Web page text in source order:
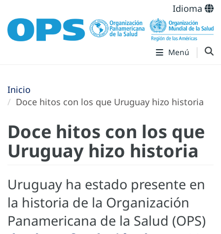
Idioma
Menú
Inicio
Doce hitos con los que Uruguay hizo historia
Doce hitos con los que
Uruguay hizo historia
Uruguay ha estado presente en
la historia de la Organización
Panamericana de la Salud (OPS)